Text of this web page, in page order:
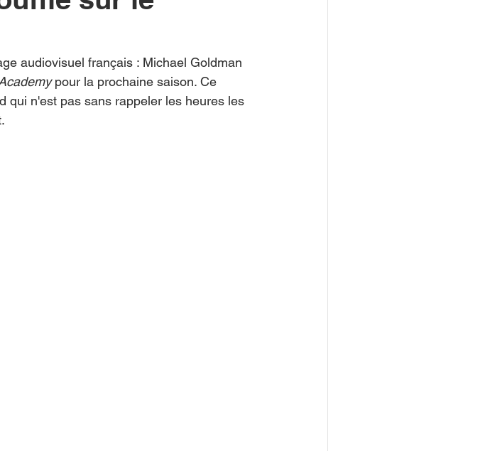
audiovisuel français : Michael Goldman
pour la prochaine saison. Ce
qui n'est pas sans rappeler les heures les